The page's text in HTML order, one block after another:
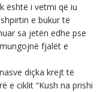
është i vetmi që iu
e bukur të
sa jetën edhe pse
fjalët e
diçka krejt të
e ciklit “Kush na prishi